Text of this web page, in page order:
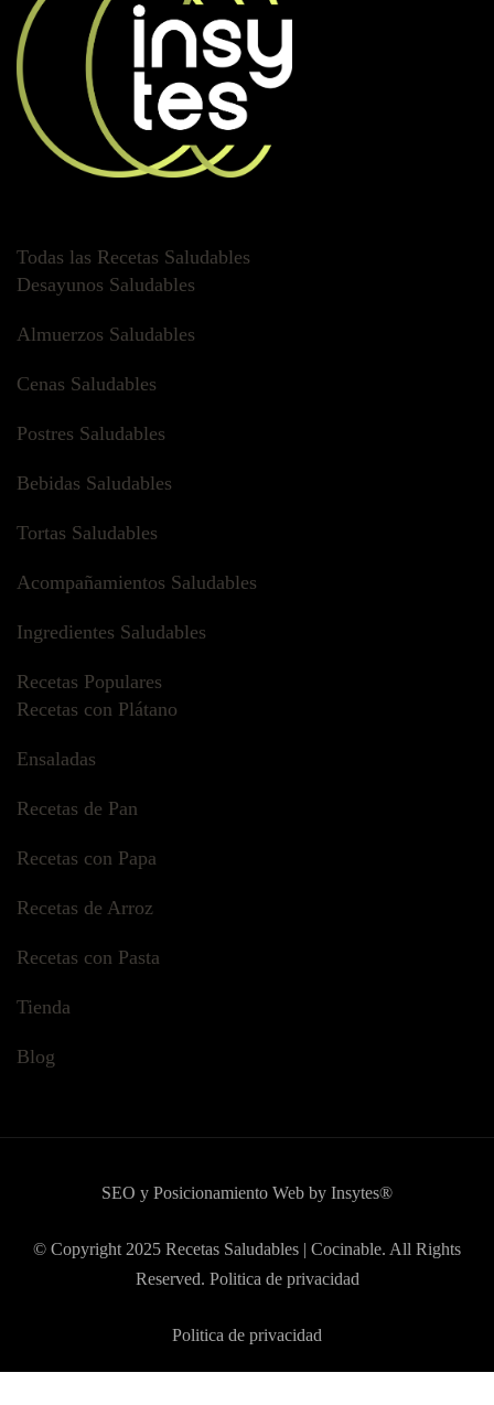
Todas las Recetas Saludables
Desayunos Saludables
Almuerzos Saludables
Cenas Saludables
Postres Saludables
Bebidas Saludables
Tortas Saludables
Acompañamientos Saludables
Ingredientes Saludables
Recetas Populares
Recetas con Plátano
Ensaladas
Recetas de Pan
Recetas con Papa
Recetas de Arroz
Recetas con Pasta
Tienda
Blog
SEO y Posicionamiento Web by Insytes®
© Copyright 2025 Recetas Saludables | Cocinable. All Rights
Reserved. Politica de privacidad
Politica de privacidad